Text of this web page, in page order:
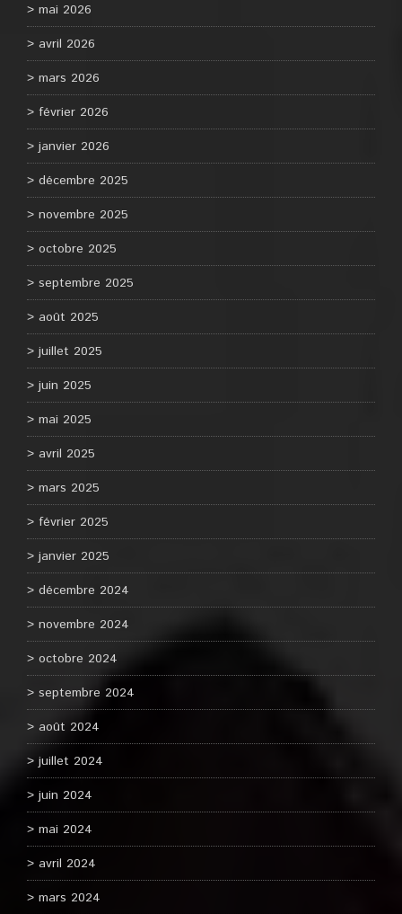
mai 2026
avril 2026
mars 2026
février 2026
janvier 2026
décembre 2025
novembre 2025
octobre 2025
septembre 2025
août 2025
juillet 2025
juin 2025
mai 2025
avril 2025
mars 2025
février 2025
janvier 2025
décembre 2024
novembre 2024
octobre 2024
septembre 2024
août 2024
juillet 2024
juin 2024
mai 2024
avril 2024
mars 2024